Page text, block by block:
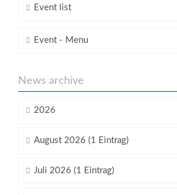
Event list
Event - Menu
News archive
2026
August 2026 (1 Eintrag)
Juli 2026 (1 Eintrag)